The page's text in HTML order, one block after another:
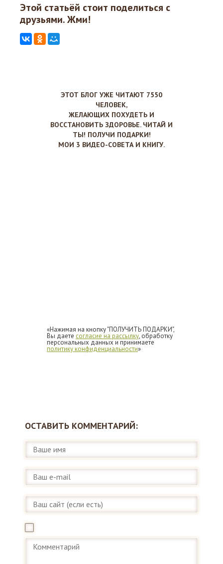
Этой статьёй стоит поделиться с
друзьями. Жми!
ЭТОТ БЛОГ УЖЕ ЧИТАЮТ 7550
ЧЕЛОВЕК,
ЖЕЛАЮЩИХ ПОХУДЕТЬ И
ВОССТАНОВИТЬ ЗДОРОВЬЕ. ЧИТАЙ И
ТЫ! ПОЛУЧИ ПОДАРКИ!
МОИ 3 ВИДЕО-СОВЕТА И КНИГУ.
«Нажимая на кнопку "ПОЛУЧИТЬ ПОДАРКИ",
Вы даете согласие на рассылку, обработку
персональных данных и принимаете
политику конфиденциальности»
ОСТАВИТЬ КОММЕНТАРИЙ: